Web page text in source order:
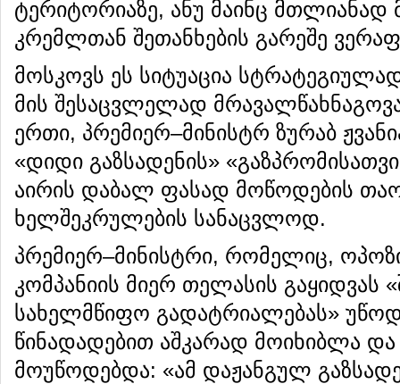
ტერიტორიაზე, ანუ მაინც
კრემლთან შეთანხების გარეშე
მოსკოვს ეს სიტუაცია
მის შესაცვლელად
ერთი, პრემიერ–მინისტრ ზურაბ
«დიდი გაზსადენის»
აირის დაბალ ფასად მოწოდების
ხელშეკრულების სანაცვლოდ.
პრემიერ–მინისტრი, რომელიც,
კომპანიის მიერ თელასის გაყიდვას
სახელმწიფო გადატრიალებას»
წინადადებით აშკარად მოიხიბლა და
მოუწოდებდა: «ამ დაჟანგულ